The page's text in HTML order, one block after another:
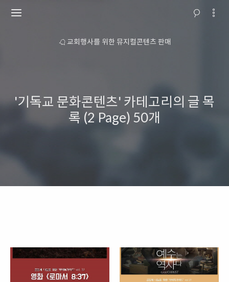
교회행사를 위한 뮤지컬콘텐츠 판매
'기독교 문화콘텐츠' 카테고리의 글 목
록 (2 Page) 50개